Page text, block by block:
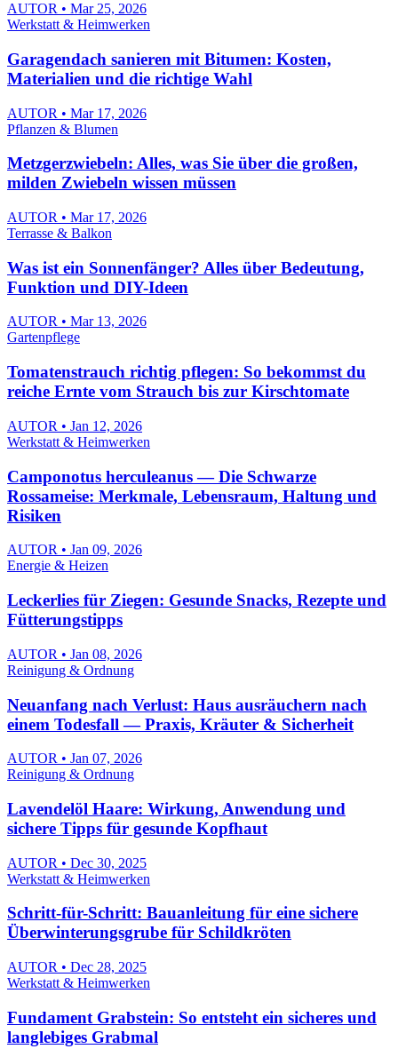
AUTOR • Mar 25, 2026
Werkstatt & Heimwerken
Garagendach sanieren mit Bitumen: Kosten,
Materialien und die richtige Wahl
AUTOR • Mar 17, 2026
Pflanzen & Blumen
Metzgerzwiebeln: Alles, was Sie über die großen,
milden Zwiebeln wissen müssen
AUTOR • Mar 17, 2026
Terrasse & Balkon
Was ist ein Sonnenfänger? Alles über Bedeutung,
Funktion und DIY-Ideen
AUTOR • Mar 13, 2026
Gartenpflege
Tomatenstrauch richtig pflegen: So bekommst du
reiche Ernte vom Strauch bis zur Kirschtomate
AUTOR • Jan 12, 2026
Werkstatt & Heimwerken
Camponotus herculeanus — Die Schwarze
Rossameise: Merkmale, Lebensraum, Haltung und
Risiken
AUTOR • Jan 09, 2026
Energie & Heizen
Leckerlies für Ziegen: Gesunde Snacks, Rezepte und
Fütterungstipps
AUTOR • Jan 08, 2026
Reinigung & Ordnung
Neuanfang nach Verlust: Haus ausräuchern nach
einem Todesfall — Praxis, Kräuter & Sicherheit
AUTOR • Jan 07, 2026
Reinigung & Ordnung
Lavendelöl Haare: Wirkung, Anwendung und
sichere Tipps für gesunde Kopfhaut
AUTOR • Dec 30, 2025
Werkstatt & Heimwerken
Schritt-für-Schritt: Bauanleitung für eine sichere
Überwinterungsgrube für Schildkröten
AUTOR • Dec 28, 2025
Werkstatt & Heimwerken
Fundament Grabstein: So entsteht ein sicheres und
langlebiges Grabmal